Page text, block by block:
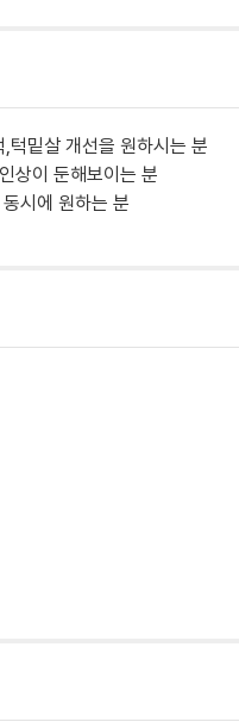
턱밑살 개선을 원하시는 분
상이 둔해보이는 분
시에 원하는 분